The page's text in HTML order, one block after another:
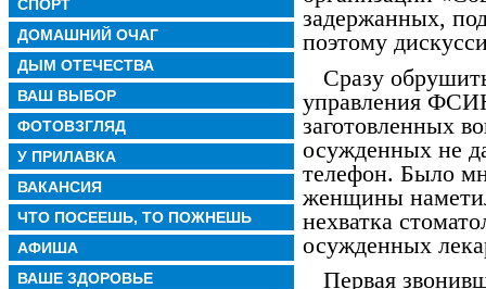
СПОРТ
ДОМАШНИЙ ОЧАГ
ДЫМ ОТЕЧЕСТВА
ВАШ ВЫБОР
ФОТОВЗГЛЯД
У ПРИЛАВКА
ВАКАНСИЯ
ЧТО ПОСЕЕШЬ, ТО ПОЖНЕШЬ
АФИША
ВАШЕ ЗДОРОВЬЕ
задержанных,
поэтому
Сразу
управления
заготовленных
осужденных не
телефон. Было
женщины
нехватка
осужденных
Первая